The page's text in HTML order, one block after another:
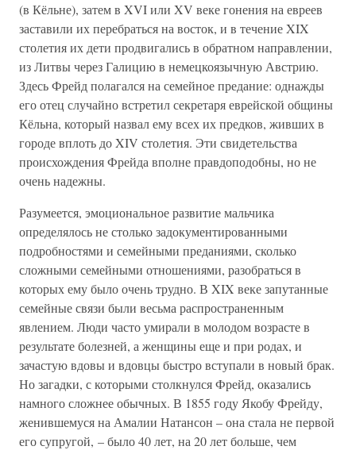
(в Кёльне), затем в XVI или XV веке гонения на евреев
заставили их перебраться на восток, и в течение XIX
столетия их дети продвигались в обратном направлении,
из Литвы через Галицию в немецкоязычную Австрию.
Здесь Фрейд полагался на семейное предание: однажды
его отец случайно встретил секретаря еврейской общины
Кёльна, который назвал ему всех их предков, живших в
городе вплоть до XIV столетия. Эти свидетельства
происхождения Фрейда вполне правдоподобны, но не
очень надежны.
Разумеется, эмоциональное развитие мальчика
определялось не столько задокументированными
подробностями и семейными преданиями, сколько
сложными семейными отношениями, разобраться в
которых ему было очень трудно. В XIX веке запутанные
семейные связи были весьма распространенным
явлением. Люди часто умирали в молодом возрасте в
результате болезней, а женщины еще и при родах, и
зачастую вдовы и вдовцы быстро вступали в новый брак.
Но загадки, с которыми столкнулся Фрейд, оказались
намного сложнее обычных. В 1855 году Якобу Фрейду,
женившемуся на Амалии Натансон – она стала не первой
его супругой, – было 40 лет, на 20 лет больше, чем